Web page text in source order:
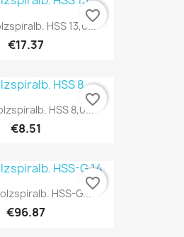
HSS 13,0...
€17.37
favorite_border
HSS 8,0...
€8.51
favorite_border
HSS-G...
€96.87
favorite_border